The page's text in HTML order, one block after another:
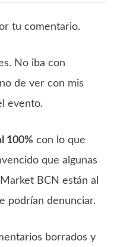
tu comentario.
No iba con
de ver con mis
evento.
100% con lo que
que algunas
BCN están al
podrían denunciar.
borrados y